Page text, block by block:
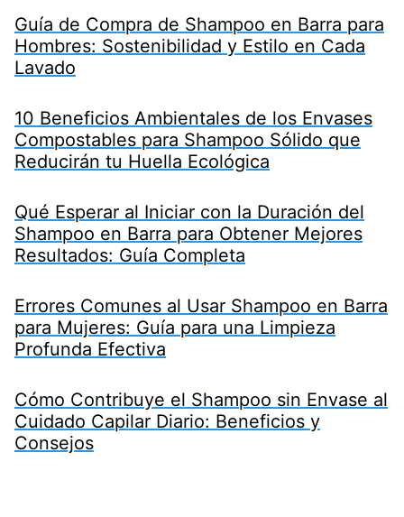
Guía de Compra de Shampoo en Barra para
Hombres: Sostenibilidad y Estilo en Cada
Lavado
10 Beneficios Ambientales de los Envases
Compostables para Shampoo Sólido que
Reducirán tu Huella Ecológica
Qué Esperar al Iniciar con la Duración del
Shampoo en Barra para Obtener Mejores
Resultados: Guía Completa
Errores Comunes al Usar Shampoo en Barra
para Mujeres: Guía para una Limpieza
Profunda Efectiva
Cómo Contribuye el Shampoo sin Envase al
Cuidado Capilar Diario: Beneficios y
Consejos